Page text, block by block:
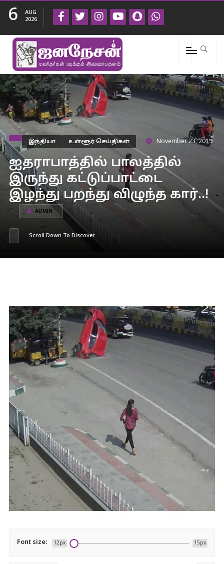
6
AUG
2026
இந்தியா உள்ளூர் செய்திகள் November 23, 2019
ஐதராபாத்தில் பாலத்தில்
இருந்து கட்டுப்பாட்டை
இழந்து பறந்து விழுந்த கார்..!
ADMIN
Scroll Down To Discover
Font size: 12px 15px